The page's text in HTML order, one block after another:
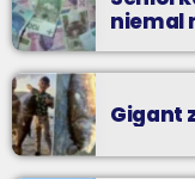
niemal
Gigant